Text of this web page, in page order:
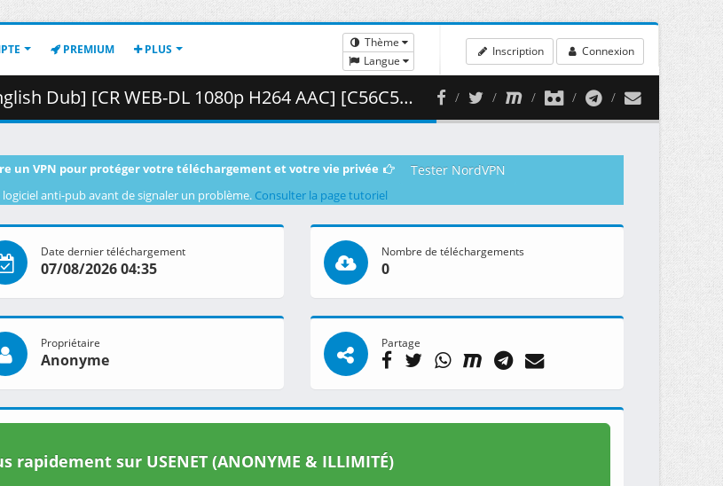
PREMIUM PLUS
Thème
Langue
Inscription Connexion
WEB-DL 1080p H264 AAC] [C56C5C58].mkv.002 ( 459.73 MB )
un VPN pour protéger votre téléchargement et votre vie privée Tester NordVPN
anti-pub avant de signaler un problème. Consulter la page tutoriel
Date dernier téléchargement
07/08/2026 04:35
Nombre de téléchargements
0
Propriétaire
Anonyme
Partage
rapidement sur USENET (ANONYME & ILLIMITÉ)